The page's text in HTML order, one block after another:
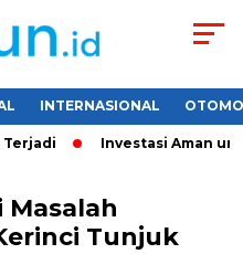
INTERNASIONAL
Investasi Aman untuk
Masalah
Tunjuk